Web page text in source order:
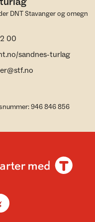
DNT Stavanger og omegn
00
sandnes-turlag
946 846 856